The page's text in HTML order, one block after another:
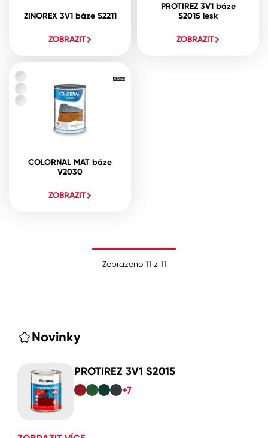
ZINOREX 3V1 báze S2211
ZOBRAZIT
PROTIREZ 3V1 báze
S2015 lesk
ZOBRAZIT
COLORNAL MAT báze
V2030
ZOBRAZIT
Zobrazeno 11 z 11
Novinky
PROTIREZ 3V1 S2015
+7